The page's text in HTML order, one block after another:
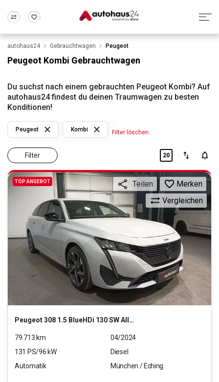
Wir bewerten dein Auto
Alle Fragen & Antworten
Rund um die Inzahlungnahme
Frankfurt Wuppertal
autohaus24 Gebrauchtwagen Peugeot
Peugeot Kombi Gebrauchtwagen
Du suchst nach einem gebrauchten Peugeot Kombi? Auf
autohaus24 findest du deinen Traumwagen zu besten
Konditionen!
Filter
Peugeot Kombi Filter löschen
20
TOP ANGEBOT
Peugeot308 1.5 BlueHDi 130 SW Allure Pack
Vergleichen
Teilen Merken
79.713 km
04/2024
131 PS/96 kW
Diesel
Automatik
München / Eching